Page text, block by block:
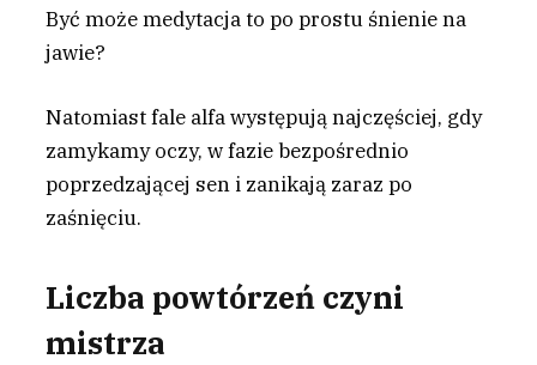
Być może medytacja to po prostu śnienie na
jawie?
Natomiast fale alfa występują najczęściej, gdy
zamykamy oczy, w fazie bezpośrednio
poprzedzającej sen i zanikają zaraz po
zaśnięciu.
Liczba powtórzeń czyni
mistrza